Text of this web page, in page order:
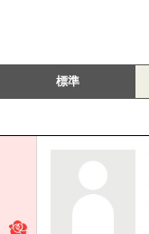
標準